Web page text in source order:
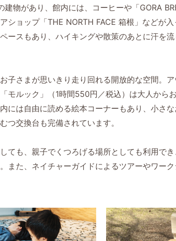
物があり、館内には、コーヒーや「GORA
ショップ「THE NORTH FACE 箱根」などが
ースもあり、ハイキングや散策のあとに汗を
子さまが思いきり走り回れる開放的な空間。
モルック」（1時間550円／税込）は大人から
には自由に読める絵本コーナーもあり、小さ
つ交換台も完備されています。
ても、親子でくつろげる場所としても利用で
また、ネイチャーガイドによるツアーやワー